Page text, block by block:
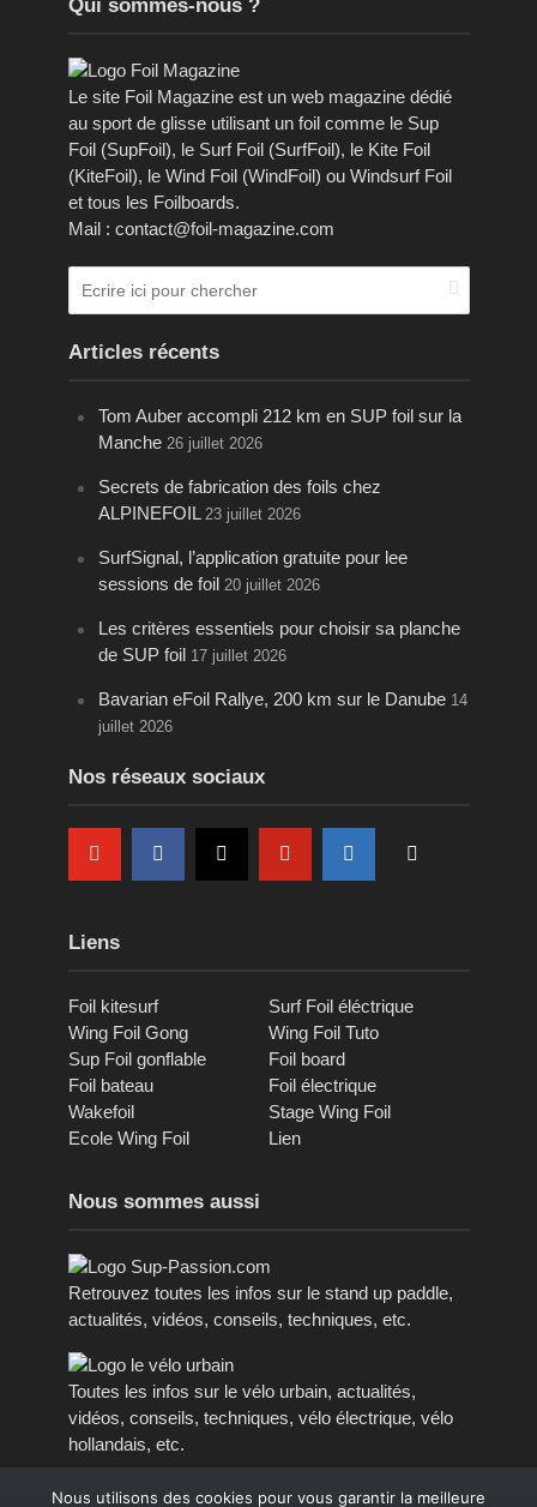
Qui sommes-nous ?
Le site Foil Magazine est un web magazine dédié
au sport de glisse utilisant un foil comme le Sup
Foil (SupFoil), le Surf Foil (SurfFoil), le Kite Foil
(KiteFoil), le Wind Foil (WindFoil) ou Windsurf Foil
et tous les Foilboards.
Mail : contact@foil-magazine.com
Articles récents
Tom Auber accompli 212 km en SUP foil sur la
Manche 26 juillet 2026
Secrets de fabrication des foils chez
ALPINEFOIL 23 juillet 2026
SurfSignal, l’application gratuite pour lee
sessions de foil 20 juillet 2026
Les critères essentiels pour choisir sa planche
de SUP foil 17 juillet 2026
Bavarian eFoil Rallye, 200 km sur le Danube 14
juillet 2026
Nos réseaux sociaux
Liens
Foil kitesurf
Surf Foil éléctrique
Wing Foil Gong
Wing Foil Tuto
Sup Foil gonflable
Foil board
Foil bateau
Foil électrique
Wakefoil
Stage Wing Foil
Ecole Wing Foil
Lien
Nous sommes aussi
Retrouvez toutes les infos sur le stand up paddle,
actualités, vidéos, conseils, techniques, etc.
Toutes les infos sur le vélo urbain, actualités,
vidéos, conseils, techniques, vélo électrique, vélo
hollandais, etc.
Nous utilisons des cookies pour vous garantir la meilleure